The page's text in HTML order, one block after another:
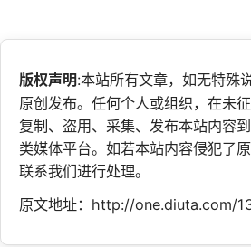
版权声明:本站所有文章，如无特殊
原创发布。任何个人或组织，在未
复制、盗用、采集、发布本站内容
类媒体平台。如若本站内容侵犯了
联系我们进行处理。
原文地址：http://one.diuta.com/